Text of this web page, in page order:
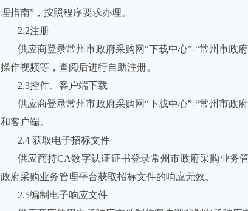
理指南”，按照程序要求办理。
2.2注册
供应商登录常州市政府采购网“下载中心”-“常州市政
操作视频等，查阅后进行自助注册。
2.3控件、客户端下载
供应商登录常州市政府采购网“下载中心”-“常州市政
和客户端。
2.4 获取电子招标文件
供应商持CA数字认证证书登录常州市政府采购业务
政府采购业务管理平台获取招标文件的响应无效。
2.5编制电子响应文件